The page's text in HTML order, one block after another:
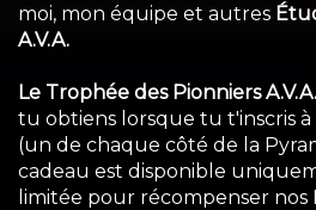
moi, mon équipe et autres
A.V.A.
Le Trophée des Pionniers A.V.A.
tu obtiens lorsque tu t'inscris
(un de chaque côté de la
cadeau est disponible
limitée pour récompenser